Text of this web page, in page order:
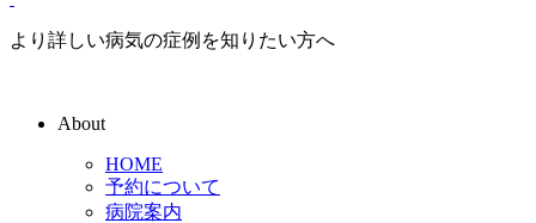
より詳しい病気の症例を知りたい方へ
About
HOME
予約について
病院案内